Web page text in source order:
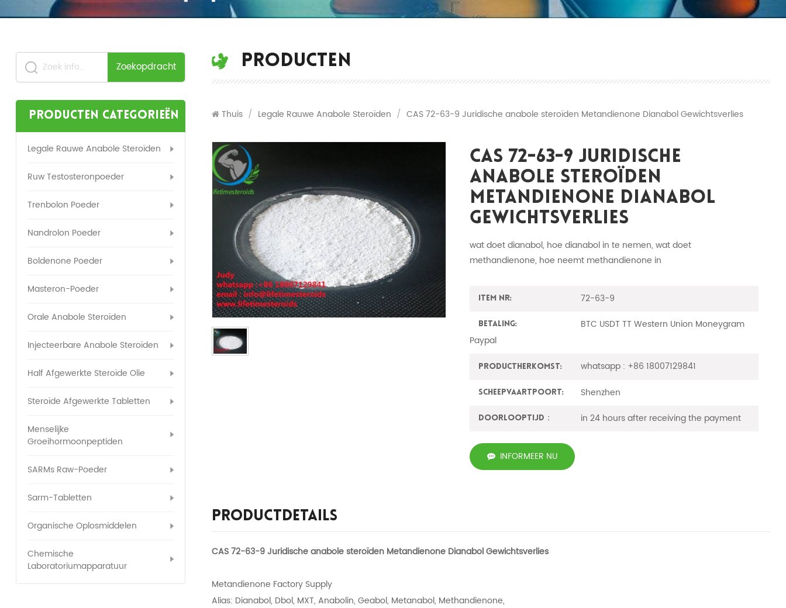
Zoekopdracht
Producten categorieën
Legale Rauwe Anabole Steroïden
Ruw Testosteronpoeder
Trenbolon Poeder
Nandrolon Poeder
Boldenone Poeder
Masteron-Poeder
Orale Anabole Steroïden
Injecteerbare Anabole Steroïden
Half Afgewerkte Steroïde Olie
Steroïde Afgewerkte Tabletten
Menselijke
Groeihormoonpeptiden
SARMs Raw-Poeder
Sarm-Tabletten
Organische Oplosmiddelen
Chemische
Laboratoriumapparatuur
PRODUCTEN
Thuis / Legale Rauwe Anabole Steroïden / CAS 72-63-9 Juridische anabole steroïden Metandienone Dianabol Gewichtsverlies
CAS 72-63-9 Juridische
Anabole Steroïden
Metandienone Dianabol
Gewichtsverlies
wat doet dianabol, hoe dianabol in te nemen, wat doet
methandienone, hoe neemt methandienone in
Item nr: 72-63-9
Betaling:
BTC USDT TT Western Union Moneygram
Paypal
ProductHerkomst: whatsapp : +86 18007129841
Scheepvaartpoort: Shenzhen
Doorlooptijd： in 24 hours after receiving the payment
INFORMEER NU
Productdetails
CAS 72-63-9 Juridische anabole steroïden Metandienone Dianabol Gewichtsverlies
Metandienone Factory Supply
Alias: Dianabol, Dbol, MXT, Anabolin, Geabol, Metanabol, Methandienone,